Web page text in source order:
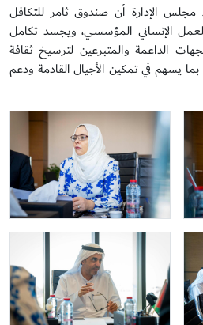
مجلس الإدارة أن صندوق ثامر للتكافل
الإنساني المؤسسي، ويجسد تكامل
الداعمة والمتبرعين لترسيخ ثقافة
بما يسهم في تمكين الأجيال القادمة ودعم